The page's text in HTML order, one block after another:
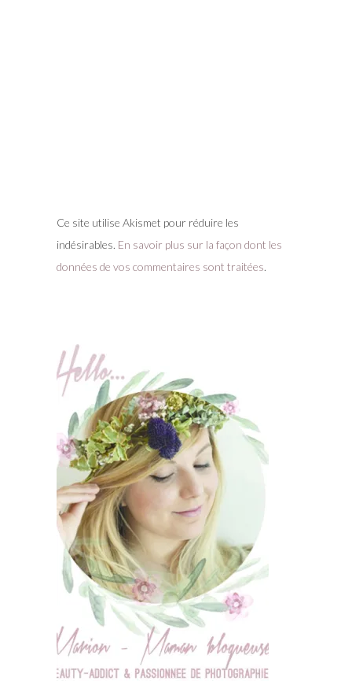
Ce site utilise Akismet pour réduire les
indésirables. En savoir plus sur la façon dont les
données de vos commentaires sont traitées.